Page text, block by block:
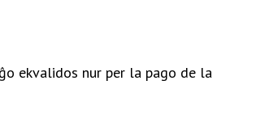
ekvalidos nur per la pago de la